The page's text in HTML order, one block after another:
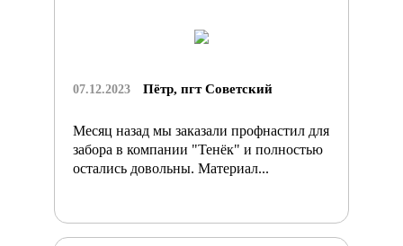
07.12.2023 Пётр, пгт Советский
Месяц назад мы заказали профнастил для
забора в компании "Тенёк" и полностью
остались довольны. Материал...